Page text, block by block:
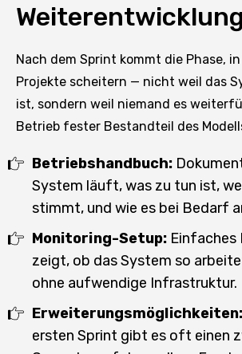
Weiterentwicklung
Nach dem Sprint kommt die Phase,
Projekte scheitern — nicht weil das
ist, sondern weil niemand es
Betrieb fester Bestandteil des
Betriebshandbuch:
System läuft, was zu tun ist,
stimmt, und wie es bei Bedarf
Monitoring-Setup: Einfaches
zeigt, ob das System so
ohne aufwendige Infrastruktur.
Erweiterungsmöglichkeiten:
ersten Sprint gibt es oft einen